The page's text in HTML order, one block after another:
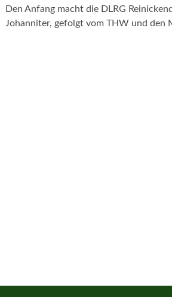
Den Anfang macht die DLRG
Johanniter, gefolgt vom THW und den